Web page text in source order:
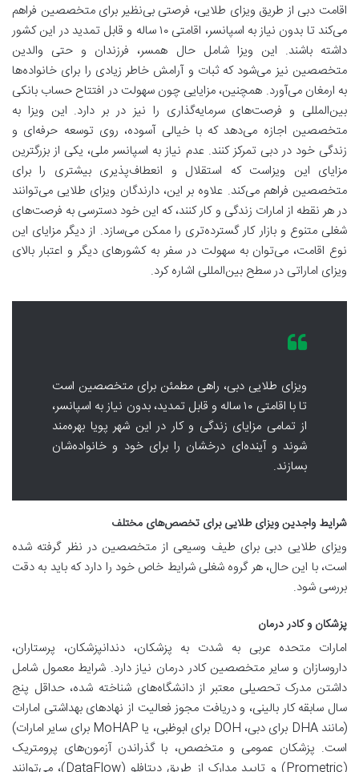
اقامت دبی از طریق ویزای طلایی، فرصتی بی‌نظیر برای متخصصین فراهم
می‌کند تا بدون نیاز به اسپانسر، اقامتی ۱۰ ساله و قابل تمدید در این کشور
داشته باشند. این ویزا شامل حال همسر، فرزندان و حتی والدین
متخصصین نیز می‌شود که ثبات و آرامش خاطر زیادی را برای خانواده‌ها
به ارمغان می‌آورد. همچنین، مزایایی چون سهولت در افتتاح حساب بانکی
بین‌المللی و فرصت‌های سرمایه‌گذاری را نیز در بر دارد. این ویزا به
متخصصین اجازه می‌دهد که با خیالی آسوده، روی توسعه حرفه‌ای و
زندگی خود در دبی تمرکز کنند. عدم نیاز به اسپانسر ملی، یکی از بزرگترین
مزایای این ویزاست که استقلال و انعطاف‌پذیری بیشتری را برای
متخصصین فراهم می‌کند. علاوه بر این، دارندگان ویزای طلایی می‌توانند
در هر نقطه از امارات زندگی و کار کنند، که این خود دسترسی به فرصت‌های
شغلی متنوع و بازار کار گسترده‌تری را ممکن می‌سازد. از دیگر مزایای این
نوع اقامت، می‌توان به سهولت در سفر به کشورهای دیگر و اعتبار بالای
ویزای اماراتی در سطح بین‌المللی اشاره کرد.
ویزای طلایی دبی، راهی مطمئن برای متخصصین است
تا با اقامتی ۱۰ ساله و قابل تمدید، بدون نیاز به اسپانسر،
از تمامی مزایای زندگی و کار در این شهر پویا بهره‌مند
شوند و آینده‌ای درخشان را برای خود و خانواده‌شان
بسازند.
شرایط واجدین ویزای طلایی برای تخصص‌های مختلف
ویزای طلایی دبی برای طیف وسیعی از متخصصین در نظر گرفته شده
است، با این حال، هر گروه شغلی شرایط خاص خود را دارد که باید به دقت
بررسی شود.
پزشکان و کادر درمان
امارات متحده عربی به شدت به پزشکان، دندانپزشکان، پرستاران،
داروسازان و سایر متخصصین کادر درمان نیاز دارد. شرایط معمول شامل
داشتن مدرک تحصیلی معتبر از دانشگاه‌های شناخته شده، حداقل پنج
سال سابقه کار بالینی، و دریافت مجوز فعالیت از نهادهای بهداشتی امارات
(مانند DHA برای دبی، DOH برای ابوظبی، یا MoHAP برای سایر امارات)
است. پزشکان عمومی و متخصص، با گذراندن آزمون‌های پرومتریک